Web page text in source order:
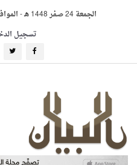
الجمعة 24 صفر 1448 هـ -الموافق2026/
تسجيل